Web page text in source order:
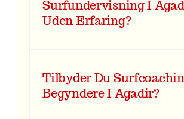
Surfundervisning I
Uden Erfaring?
Tilbyder Du
Begyndere I Agadir?